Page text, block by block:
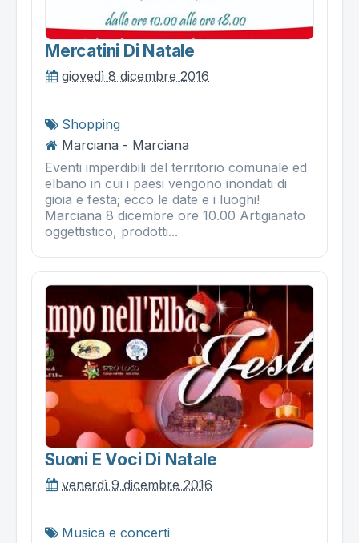
Mercatini Di Natale
giovedì 8 dicembre 2016
Shopping
Marciana - Marciana
Eventi imperdibili del territorio comunale ed
elbano in cui i paesi vengono inondati di
gioia e festa; ecco le date e i luoghi!
Marciana 8 dicembre ore 10.00 Artigianato
oggettistico, prodotti...
Suoni E Voci Di Natale
venerdì 9 dicembre 2016
Musica e concerti